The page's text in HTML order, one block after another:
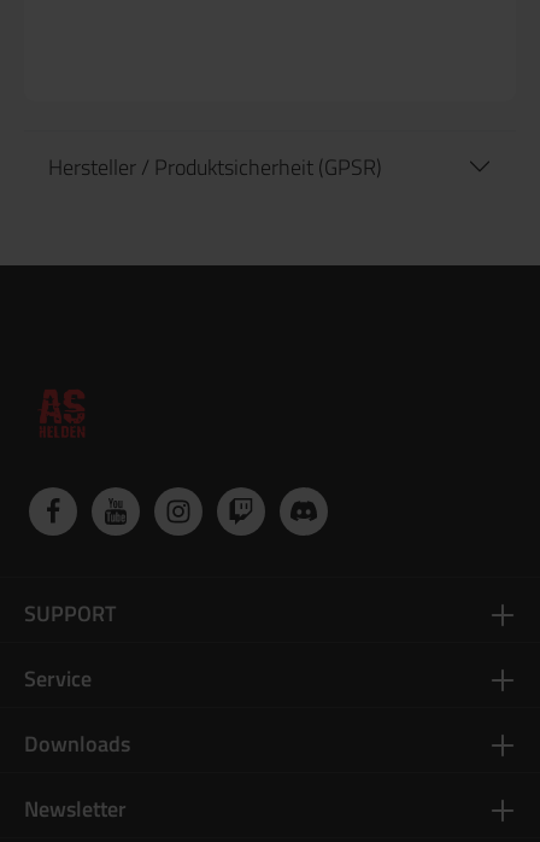
Hersteller / Produktsicherheit (GPSR)
Newsletter
SUPPORT
Service
Downloads